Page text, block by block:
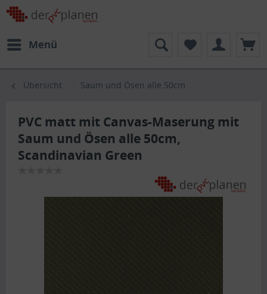
Menü
Übersicht Saum und Ösen alle 50cm
PVC matt mit Canvas-Maserung mit
Saum und Ösen alle 50cm,
Scandinavian Green